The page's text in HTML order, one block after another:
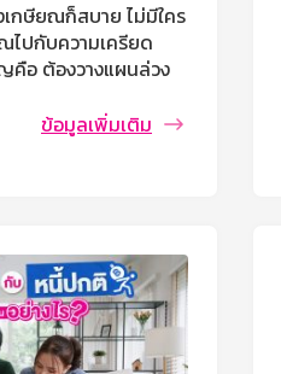
กษียณก็สบาย ไม่มีใคร
ไปกับความเครียด
คือ ต้องวางแผนล่วง
กษียณอย่างมีความสุข
ข้อมูลเพิ่มเติม